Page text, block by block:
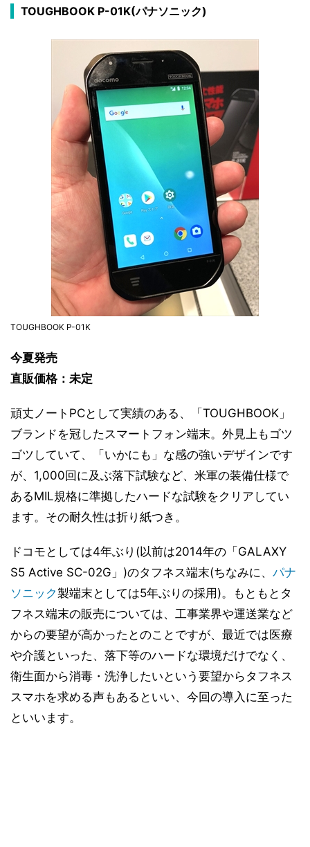
TOUGHBOOK P-01K(パナソニック)
TOUGHBOOK P-01K
今夏発売
直販価格：未定
頑丈ノートPCとして実績のある、「TOUGHBOOK」
ブランドを冠したスマートフォン端末。外見上もゴツ
ゴツしていて、「いかにも」な感の強いデザインです
が、1,000回に及ぶ落下試験など、米軍の装備仕様で
あるMIL規格に準拠したハードな試験をクリアしてい
ます。その耐久性は折り紙つき。
ドコモとしては4年ぶり(以前は2014年の「GALAXY
S5 Active SC-02G」)のタフネス端末(ちなみに、 パナ
ソニック製端末としては5年ぶりの採用)。もともとタ
フネス端末の販売については、工事業界や運送業など
からの要望が高かったとのことですが、最近では医療
や介護といった、落下等のハードな環境だけでなく、
衛生面から消毒・洗浄したいという要望からタフネス
スマホを求める声もあるといい、今回の導入に至った
といいます。